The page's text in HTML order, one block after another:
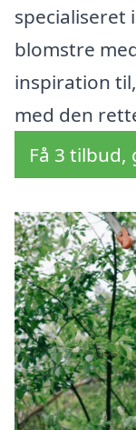
specialiseret
blomstre
inspiration
med den
Få 3